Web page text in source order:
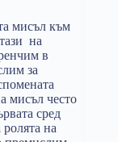
мисъл към
на
в
за
мисъл често
сред
на